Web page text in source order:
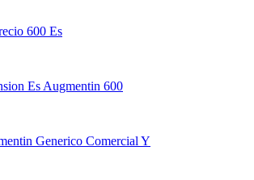
600 Es
Es Augmentin 600
Generico Comercial Y